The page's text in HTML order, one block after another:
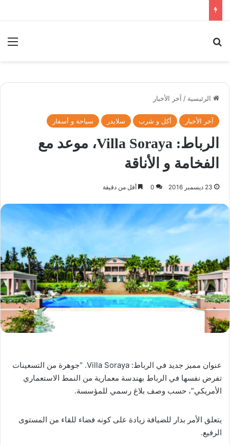
الرئيسية / آخر الأخبار
آخر الأخبار أكل و شرب سلايدر سياحة و أسفار
الرباط: Villa Soraya، موعد مع
الفخامة و الأناقة
23 ديسمبر 2016 0 أقل من دقيقة
عنوان مميز جديد في الرباط: Villa Soraya. “جوهرة من التسعينات
تفرض نفسها في الرباط بهندسة معمارية من النمط الاستعماري
الأمريكي”، حسب وصف بلاغ رسمي للمؤسسة.
يتعلق الأمر بدار للضيافة زيادة على كونه فضاء للقاء من المستوى
الرفيع.